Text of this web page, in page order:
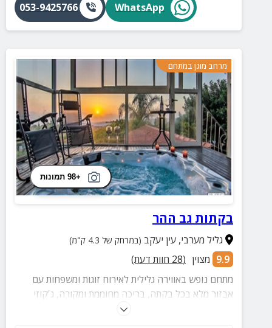
WhatsApp
053-9425766
מרחב מוגן במתחם
+98 תמונות
בקתות גב ההר
גליל מערבי,עין יעקב (במרחק של 4.3 ק"מ)
9.9 מצוין (
28 חוות דעת)
מתחם נופש באווירה גלילית לאירוח זוגות ומשפחות עם
אבזור מלא בכל בקתה, בריכה מחוממת ומקורה, ג'קוזי
ספא, מתקני משחק לילדים ונוף בלתי נשכח סביב החצר